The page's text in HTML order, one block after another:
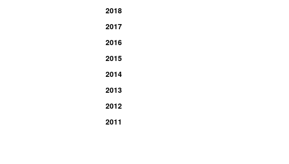
2018
2017
2016
2015
2014
2013
2012
2011